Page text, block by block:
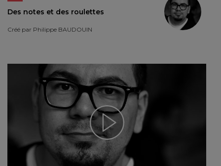
Des notes et des roulettes
Créé par Philippe BAUDOUIN